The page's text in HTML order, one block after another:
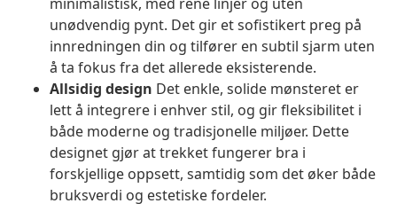
unødvendig pynt. Det gir et sofistikert preg på
innredningen din og tilfører en subtil sjarm uten
å ta fokus fra det allerede eksisterende.
Allsidig design Det enkle, solide mønsteret er
lett å integrere i enhver stil, og gir fleksibilitet i
både moderne og tradisjonelle miljøer. Dette
designet gjør at trekket fungerer bra i
forskjellige oppsett, samtidig som det øker både
bruksverdi og estetiske fordeler.